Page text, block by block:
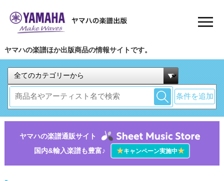
ヤマハの楽譜ほか出版商品の情報サイトです。
条件を追加
ヤマハの楽譜通販サイト
国内&輸入楽譜も豊富♪
★キャンペーン実施中★